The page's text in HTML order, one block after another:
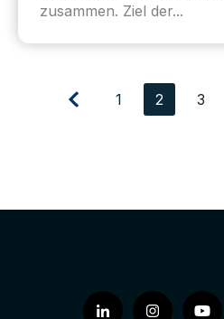
zusammen. Ziel der...
1 2 3